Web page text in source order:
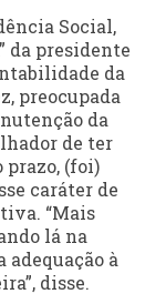
Social,
da presidente
da
preocupada
da
de ter
prazo, (foi)
caráter de
“Mais
lá na
à
disse.